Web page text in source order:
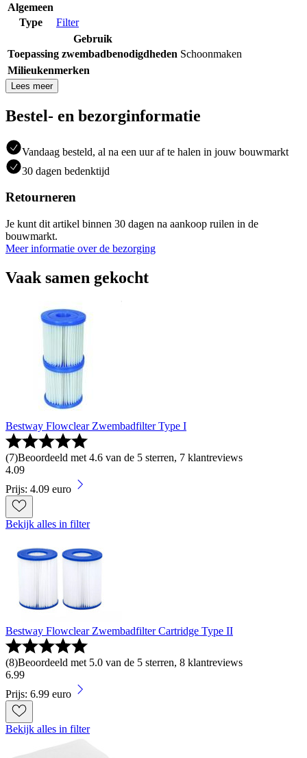
Algemeen
Type
Filter
Gebruik
Toepassing zwembadbenodigdheden Schoonmaken
Milieukenmerken
Lees meer
Bestel- en bezorginformatie
Vandaag besteld, al na een uur af te halen in jouw bouwmarkt
30 dagen bedenktijd
Retourneren
Je kunt dit artikel binnen 30 dagen na aankoop ruilen in de
bouwmarkt.
Meer informatie over de bezorging
Vaak samen gekocht
Bestway Flowclear Zwembadfilter Type I
(7)Beoordeeld met 4.6 van de 5 sterren, 7 klantreviews
4.09
Prijs: 4.09 euro
Bekijk alles in filter
Bestway Flowclear Zwembadfilter Cartridge Type II
(8)Beoordeeld met 5.0 van de 5 sterren, 8 klantreviews
6.99
Prijs: 6.99 euro
Bekijk alles in filter